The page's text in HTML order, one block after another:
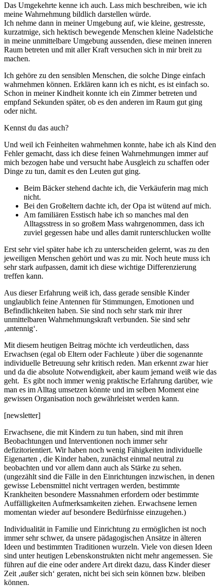
Das Umgekehrte kenne ich auch. Lass mich beschreiben, wie ich
meine Wahrnehmung bildlich darstellen würde.
Ich nehme dann in meiner Umgebung auf, wie kleine, gestresste,
kurzatmige, sich hektisch bewegende Menschen kleine Nadelstiche
in meine unmittelbare Umgebung aussenden, diese meinen inneren
Raum betreten und mit aller Kraft versuchen sich in mir breit zu
machen.
Ich gehöre zu den sensiblen Menschen, die solche Dinge einfach
wahrnehmen können. Erklären kann ich es nicht, es ist einfach so.
Schon in meiner Kindheit konnte ich ein Zimmer betreten und
empfand Sekunden später, ob es den anderen im Raum gut ging
oder nicht.
Kennst du das auch?
Und weil ich Feinheiten wahrnehmen konnte, habe ich als Kind den
Fehler gemacht, dass ich diese feinen Wahrnehmungen immer auf
mich bezogen habe und versucht habe Ausgleich zu schaffen oder
Dinge zu tun, damit es den Leuten gut ging.
Beim Bäcker stehend dachte ich, die Verkäuferin mag mich
nicht.
Bei den Großeltern dachte ich, der Opa ist wütend auf mich.
Am familiären Esstisch habe ich so manches mal den
Alltagsstress in so großem Mass wahrgenommen, dass ich
zuviel gegessen habe und alles damit runterschlucken wollte
Erst sehr viel später habe ich zu unterscheiden gelernt, was zu den
jeweiligen Menschen gehört und was zu mir. Noch heute muss ich
sehr stark aufpassen, damit ich diese wichtige Differenzierung
treffen kann.
Aus dieser Erfahrung weiß ich, dass gerade sensible Kinder
unglaublich feine Antennen für Stimmungen, Emotionen und
Befindlichkeiten haben. Sie sind noch sehr stark mir ihrer
unmittelbaren Wahrnehmungskraft verbunden. Sie sind sehr
‚antennig‘.
Mit diesem heutigen Beitrag möchte ich verdeutlichen, dass
Erwachsen (egal ob Eltern oder Fachleute ) über die sogenannte
individuelle Betreuung sehr kritisch reden. Man erkennt zwar hier
und da die absolute Notwendigkeit, aber kaum jemand weiß wie das
geht. Es gibt noch immer wenig praktische Erfahrung darüber, wie
man es im Alltag umsetzen könnte und im selben Moment eine
gewissen Organisation noch gewährleistet werden kann.
[newsletter]
Erwachsene, die mit Kindern zu tun haben, sind mit ihren
Beobachtungen und Interventionen noch immer sehr
defizitorientiert. Wir haben noch wenig Fähigkeiten individuelle
Eigenarten , die Kinder haben, zunächst einmal neutral zu
beobachten und vor allem dann auch als Stärke zu sehen.
(ungezählt sind die Fälle in den Einrichtungen inzwischen, in denen
gewisse Lebensmittel nicht vertragen werden, bestimmte
Krankheiten besondere Massnahmen erfordern oder bestimmte
Auffälligkeiten Aufmerksamkeiten ziehen. Erwachsene lernen
momentan wieder auf besondere Bedürfnisse einzugehen.)
Individualität in Familie und Einrichtung zu ermöglichen ist noch
immer sehr schwer, da unsere pädagogischen Ansätze in älteren
Ideen und bestimmten Traditionen wurzeln. Viele von diesen Ideen
sind unter heutigen Lebenskonstrukten nicht mehr angemessen. Sie
führen auf die eine oder andere Art direkt dazu, dass Kinder dieser
Zeit ‚außer sich‘ geraten, nicht bei sich sein können bzw. bleiben
können.